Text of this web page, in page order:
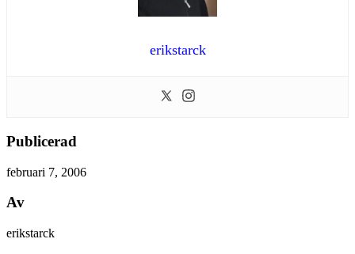
erikstarck
Publicerad
februari 7, 2006
Av
erikstarck